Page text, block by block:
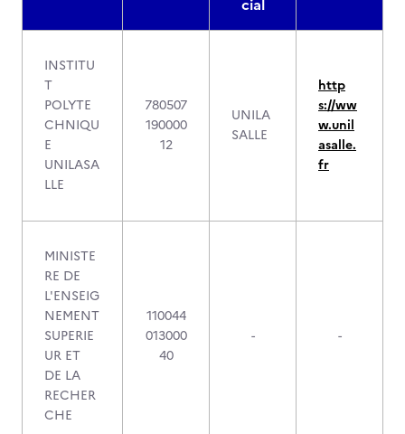
cial
INSTITU
T
POLYTE
CHNIQU
E
UNILASA
LLE
780507
190000
12
UNILA
SALLE
http
s://ww
w.unil
asalle.
fr
MINISTE
RE DE
L'ENSEIG
NEMENT
SUPERIE
UR ET
DE LA
RECHER
CHE
110044
013000
40
- -